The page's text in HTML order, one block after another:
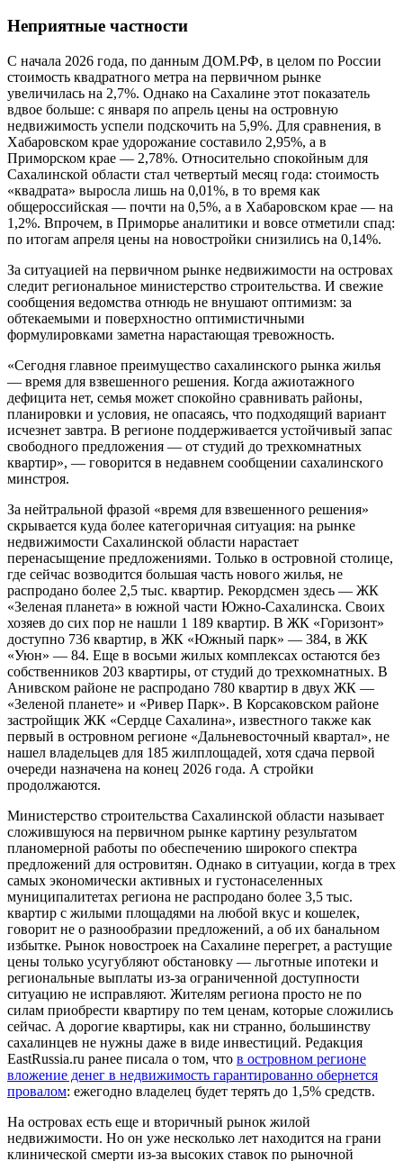
Неприятные частности
С начала 2026 года, по данным ДОМ.РФ, в целом по России
стоимость квадратного метра на первичном рынке
увеличилась на 2,7%. Однако на Сахалине этот показатель
вдвое больше: с января по апрель цены на островную
недвижимость успели подскочить на 5,9%. Для сравнения, в
Хабаровском крае удорожание составило 2,95%, а в
Приморском крае — 2,78%. Относительно спокойным для
Сахалинской области стал четвертый месяц года: стоимость
«квадрата» выросла лишь на 0,01%, в то время как
общероссийская — почти на 0,5%, а в Хабаровском крае — на
1,2%. Впрочем, в Приморье аналитики и вовсе отметили спад:
по итогам апреля цены на новостройки снизились на 0,14%.
За ситуацией на первичном рынке недвижимости на островах
следит региональное министерство строительства. И свежие
сообщения ведомства отнюдь не внушают оптимизм: за
обтекаемыми и поверхностно оптимистичными
формулировками заметна нарастающая тревожность.
«Сегодня главное преимущество сахалинского рынка жилья
— время для взвешенного решения. Когда ажиотажного
дефицита нет, семья может спокойно сравнивать районы,
планировки и условия, не опасаясь, что подходящий вариант
исчезнет завтра. В регионе поддерживается устойчивый запас
свободного предложения — от студий до трехкомнатных
квартир», — говорится в недавнем сообщении сахалинского
минстроя.
За нейтральной фразой «время для взвешенного решения»
скрывается куда более категоричная ситуация: на рынке
недвижимости Сахалинской области нарастает
перенасыщение предложениями. Только в островной столице,
где сейчас возводится большая часть нового жилья, не
распродано более 2,5 тыс. квартир. Рекордсмен здесь — ЖК
«Зеленая планета» в южной части Южно-Сахалинска. Своих
хозяев до сих пор не нашли 1 189 квартир. В ЖК «Горизонт»
доступно 736 квартир, в ЖК «Южный парк» — 384, в ЖК
«Уюн» — 84. Еще в восьми жилых комплексах остаются без
собственников 203 квартиры, от студий до трехкомнатных. В
Анивском районе не распродано 780 квартир в двух ЖК —
«Зеленой планете» и «Ривер Парк». В Корсаковском районе
застройщик ЖК «Сердце Сахалина», известного также как
первый в островном регионе «Дальневосточный квартал», не
нашел владельцев для 185 жилплощадей, хотя сдача первой
очереди назначена на конец 2026 года. А стройки
продолжаются.
Министерство строительства Сахалинской области называет
сложившуюся на первичном рынке картину результатом
планомерной работы по обеспечению широкого спектра
предложений для островитян. Однако в ситуации, когда в трех
самых экономически активных и густонаселенных
муниципалитетах региона не распродано более 3,5 тыс.
квартир с жилыми площадями на любой вкус и кошелек,
говорит не о разнообразии предложений, а об их банальном
избытке. Рынок новостроек на Сахалине перегрет, а растущие
цены только усугубляют обстановку — льготные ипотеки и
региональные выплаты из-за ограниченной доступности
ситуацию не исправляют. Жителям региона просто не по
силам приобрести квартиру по тем ценам, которые сложились
сейчас. А дорогие квартиры, как ни странно, большинству
сахалинцев не нужны даже в виде инвестиций. Редакция
EastRussia.ru ранее писала о том, что в островном регионе
вложение денег в недвижимость гарантированно обернется
провалом: ежегодно владелец будет терять до 1,5% средств.
На островах есть еще и вторичный рынок жилой
недвижимости. Но он уже несколько лет находится на грани
клинической смерти из-за высоких ставок по рыночной